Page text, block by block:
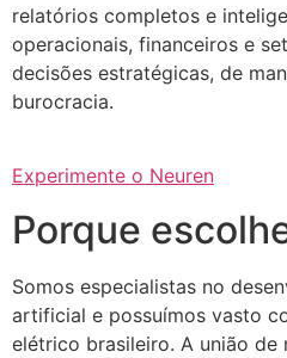
relatórios completos e
operacionais, financeiros e
decisões estratégicas, de
burocracia.
Experimente o Neuren
Porque
Somos especialistas no
artificial e possuímos vasto
elétrico brasileiro. A união de